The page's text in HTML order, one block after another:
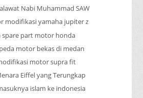
Nabi Muhammad SAW
modifikasi yamaha jupiter z
spare part motor honda
motor bekas di medan
motor supra fit
Eiffel yang Terungkap
islam ke indonesia